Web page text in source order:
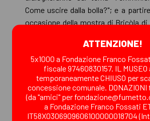
Come uscire dalla bolla?"; e a
occasione della mostra di Bricòla di
incontro e live painting di storie e
con la conduzione di Disma
Popolare, contributi di Ivan
partecipanti e pubblico di Bricòla.
Bricòla 2023 è organizzato in
Municipio 4 di Milano.
ATTENZIONE!
5x1000 a Fondazione Franco
fiscale 97460830157. IL MUSEO
temporaneamente CHIUSO per
concessione comunale.
(da "amici" per
a Fondazione Franco Fossati
IT58X0306909606100000018704